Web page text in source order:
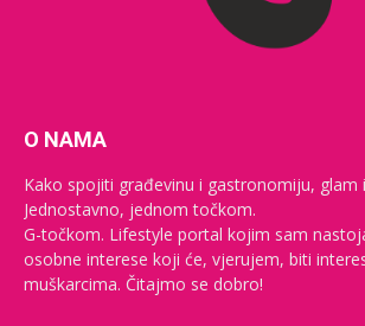
O NAMA
Kako spojiti građevinu i gastronomiju, glam
Jednostavno, jednom točkom.
G-točkom. Lifestyle portal kojim sam
osobne interese koji će, vjerujem, biti
muškarcima. Čitajmo se dobro!